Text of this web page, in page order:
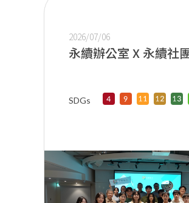
2026/07/06
永續辦公室 X 永續社
SDGs